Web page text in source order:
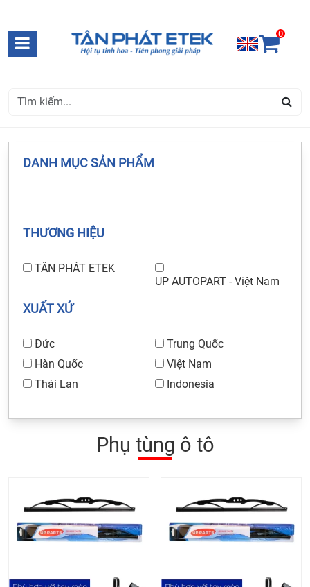
0
DANH MỤC SẢN PHẨM
THƯƠNG HIỆU
TÂN PHÁT ETEK
UP AUTOPART - Việt Nam
XUẤT XỨ
Đức
Trung Quốc
Hàn Quốc
Việt Nam
Thái Lan
Indonesia
Phụ tùng ô tô